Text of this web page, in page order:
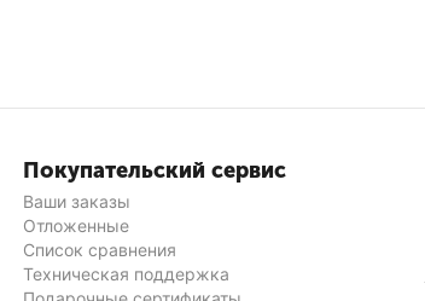
Покупательский сервис
Ваши заказы
Отложенные
Список сравнения
Техническая поддержка